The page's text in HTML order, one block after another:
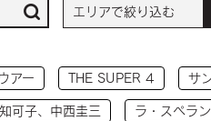
アー THE SUPER 4 サ
可子、中西圭三 ラ・スペラ